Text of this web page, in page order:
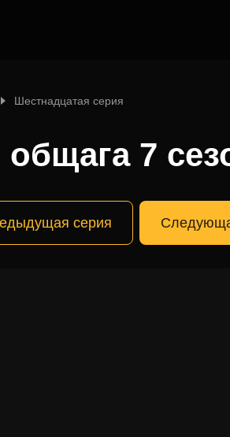
Шестнадцатая серия
7
серия